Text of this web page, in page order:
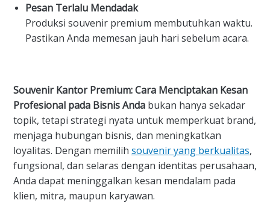
Pesan Terlalu Mendadak
Produksi souvenir premium membutuhkan waktu.
Pastikan Anda memesan jauh hari sebelum acara.
Souvenir Kantor Premium: Cara Menciptakan Kesan
Profesional pada Bisnis Anda bukan hanya sekadar
topik, tetapi strategi nyata untuk memperkuat brand,
menjaga hubungan bisnis, dan meningkatkan
loyalitas. Dengan memilih souvenir yang berkualitas,
fungsional, dan selaras dengan identitas perusahaan,
Anda dapat meninggalkan kesan mendalam pada
klien, mitra, maupun karyawan.